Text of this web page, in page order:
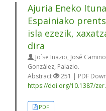
Ajuria Eneko
Espainiako
isla ezezik,
dira
Jo´se Inazio, José
González, Palazio.
Abstract
251 | PDF
https://doi.org/10.1387/
PDF